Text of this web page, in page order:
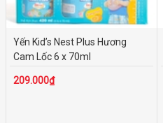
Yến Kid’s Nest Plus Hương
Cam Lốc 6 x 70ml
209.000₫